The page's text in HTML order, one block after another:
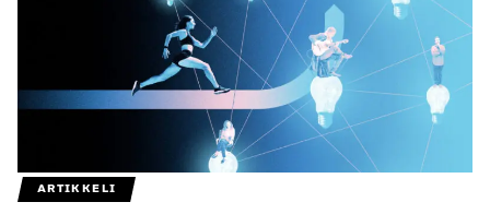
ARTIKKELI